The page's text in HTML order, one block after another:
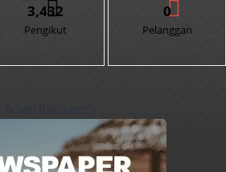
3,432
Pengikut
0
Pelanggan